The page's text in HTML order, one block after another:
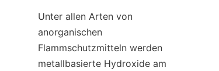
Unter allen Arten von
anorganischen
Flammschutzmitteln werden
metallbasierte Hydroxide am